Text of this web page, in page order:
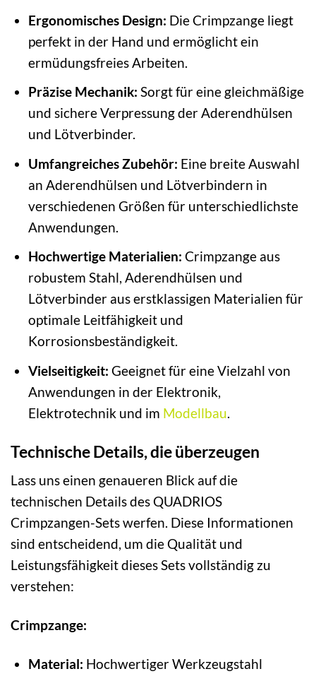
Ergonomisches Design: Die Crimpzange liegt
perfekt in der Hand und ermöglicht ein
ermüdungsfreies Arbeiten.
Präzise Mechanik: Sorgt für eine gleichmäßige
und sichere Verpressung der Aderendhülsen
und Lötverbinder.
Umfangreiches Zubehör: Eine breite Auswahl
an Aderendhülsen und Lötverbindern in
verschiedenen Größen für unterschiedlichste
Anwendungen.
Hochwertige Materialien: Crimpzange aus
robustem Stahl, Aderendhülsen und
Lötverbinder aus erstklassigen Materialien für
optimale Leitfähigkeit und
Korrosionsbeständigkeit.
Vielseitigkeit: Geeignet für eine Vielzahl von
Anwendungen in der Elektronik,
Elektrotechnik und im Modellbau.
Technische Details, die überzeugen
Lass uns einen genaueren Blick auf die
technischen Details des QUADRIOS
Crimpzangen-Sets werfen. Diese Informationen
sind entscheidend, um die Qualität und
Leistungsfähigkeit dieses Sets vollständig zu
verstehen:
Crimpzange:
Material: Hochwertiger Werkzeugstahl